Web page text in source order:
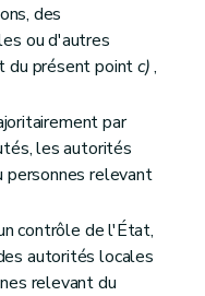
des
ou d'autres
du présent pointc),
par
les autorités
personnes relevant
contrôle de l'État,
autorités locales
relevant du